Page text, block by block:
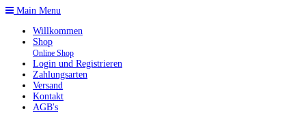
Main Menu
Willkommen
Shop
Online Shop
Login und Registrieren
Zahlungsarten
Versand
Kontakt
AGB's